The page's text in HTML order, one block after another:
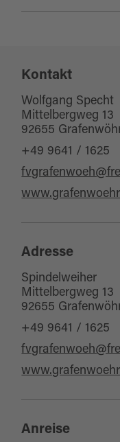
Kontakt
Wolfgang Specht
Mittelbergweg 13
92655
+49 9641 / 1625
Adresse
Spindelweiher
Mittelbergweg 13
92655
+49 9641 / 1625
Anreise